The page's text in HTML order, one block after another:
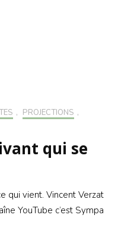
, PROJECTIONS ,
qui se
qui vient. Vincent Verzat
YouTube c’est Sympa